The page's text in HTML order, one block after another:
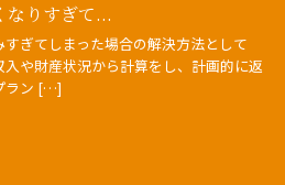
なりすぎて...
ぎてしまった場合の解決方法として
入や財産状況から計算をし、計画的に返
ラン […]